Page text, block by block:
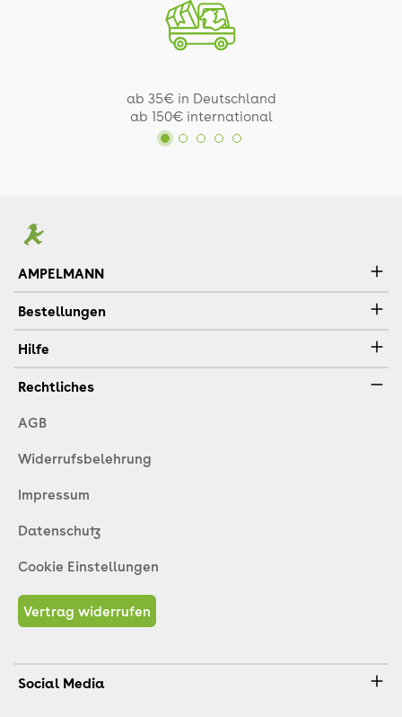
ab 35€ in Deutschland
ab 150€ international
AMPELMANN
Bestellungen
Hilfe
Rechtliches
AGB
Widerrufsbelehrung
Impressum
Datenschutz
Cookie Einstellungen
Vertrag widerrufen
Social Media